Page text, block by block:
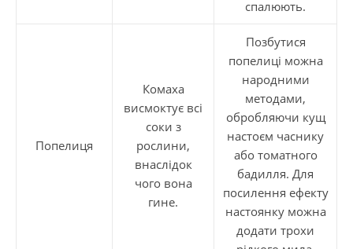
спалюють.
Попелиця
Комаха
висмоктує всі
соки з
рослини,
внаслідок
чого вона
гине.
Позбутися
попелиці можна
народними
методами,
обробляючи кущ
настоєм часнику
або томатного
бадилля. Для
посилення ефекту
настоянку можна
додати трохи